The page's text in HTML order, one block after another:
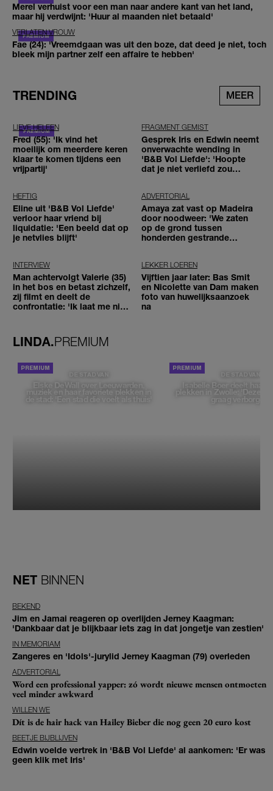
Merel verhuist voor een man naar andere kant van het land,
maar hij verdwijnt: 'Huur al maanden niet betaald'
VERLATEN VROUW
Fae (24): 'Vreemdgaan was uit den boze, dat deed je niet, toch
bleek mijn partner zelf een affaire te hebben'
TRENDING MEER
LIEVE HELEEN
Fred (55): 'Ik vind het
moeilijk om meerdere keren
klaar te komen tijdens een
vrijpartij'
FRAGMENT GEMIST
Gesprek Iris en Edwin neemt
onverwachte wending in
'B&B Vol Liefde': 'Hoopte
dat je niet verliefd zou
HEFTIG
Eline uit 'B&B Vol Liefde'
verloor haar vriend bij
liquidatie: 'Een beeld dat op
je netvlies blijft'
ADVERTORIAL
Amaya zat vast op Madeira
door noodweer: 'We zaten
op de grond tussen
honderden gestrande
INTERVIEW
Man achtervolgt Valerie (35)
in het bos en betast zichzelf,
zij filmt en deelt de
confrontatie: 'Ik laat me niet
LEKKER LOEREN
Vijftien jaar later: Bas Smit
en Nicolette van Dam maken
foto van huwelijksaanzoek
na
LINDA.PREMIUM
DE STAD VAN
Elske DeWall over Leeuwarden,
muziek en haar favoriete plekken in
de stad: 'Een stad die voelt als thuis'
DE STAD VAN
Isabelle Boer deelt haar
plekken in Zwolle: 'Deze
graag verborgen'
NET BINNEN
BEKEND
Jim en Jamai reageren op overlijden Jerney Kaagman:
'Dankbaar dat je blijkbaar iets zag in dat jongetje van zestien'
IN MEMORIAM
Zangeres en 'Idols'-jurylid Jerney Kaagman (79) overleden
ADVERTORIAL
Word een professional yapper: zó wordt nieuwe mensen ontmoeten
veel minder awkward
WILLEN WE
Dít is de hair hack van Hailey Bieber die nog geen 20 euro kost
BEETJE BIJBLIJVEN
Edwin voelde vertrek in 'B&B Vol Liefde' al aankomen: 'Er was
geen klik met Iris'